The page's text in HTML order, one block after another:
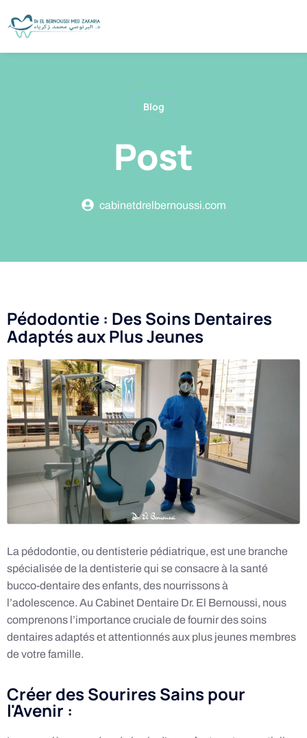
Blog
Post
cabinetdrelbernoussi.com
Pédodontie : Des Soins Dentaires
Adaptés aux Plus Jeunes
La pédodontie, ou dentisterie pédiatrique, est une branche
spécialisée de la dentisterie qui se consacre à la santé
bucco-dentaire des enfants, des nourrissons à
l’adolescence. Au Cabinet Dentaire Dr. El Bernoussi, nous
comprenons l’importance cruciale de fournir des soins
dentaires adaptés et attentionnés aux plus jeunes membres
de votre famille.
Créer des Sourires Sains pour
l'Avenir :